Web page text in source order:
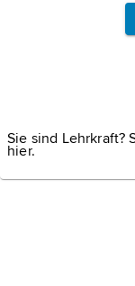
Sie sind Lehrkraft?
hier.